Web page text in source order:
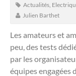
Actualités
Julien Barthet
Les amateurs et
peu, des tests
par les
équipes engagées